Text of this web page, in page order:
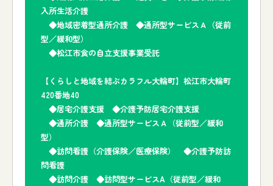
入所生活介護
◆地域密着型通所介護 ◆通所型サービスＡ（従前
型／緩和型）
◆松江市食の自立支援事業受託
【くらしと地域を結ぶカラフル大輪町】松江市大輪町
420番地40
◆居宅介護支援 ◆介護予防居宅介護支援
◆通所介護 ◆通所型サービスＡ（従前型／緩和
型）
◆訪問看護（介護保険／医療保険） ◆介護予防訪
問看護
◆訪問介護 ◆訪問型サービスA（従前型／緩和